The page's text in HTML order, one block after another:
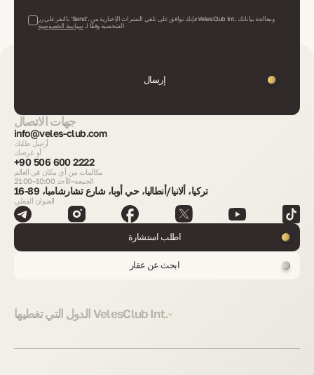
بالنقر على زر 'Send'، فإنك توافق على تلقي النشرات الإخبارية من VelesClub Int. ومعالجة بياناتك
الشخصية وفقًا لـ سياسة الخصوصية
إرسال
جهات الاتصال
info@veles-club.com
أرسل طلبك
أو عرضك
+90 506 600 2222
مكالمات من أي مكان في العالم
الجمعة–الأحد 10:00–21:00
تركيا، ألانيا/أنطاليا، حي أوبا، شارع تشارشامبا، 89-16
العنوان الفعلي
اطلب استشارة
ابحث عن عقار
الدول التي تغطيها VelesClub Int.